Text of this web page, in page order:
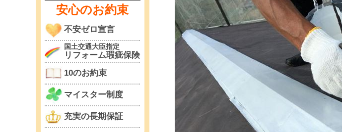
安心のお約束
不安ゼロ宣言
国土交通大臣指定
リフォーム瑕疵保険
10のお約束
マイスター制度
充実の長期保証